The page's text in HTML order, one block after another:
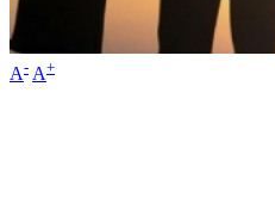
A- A+